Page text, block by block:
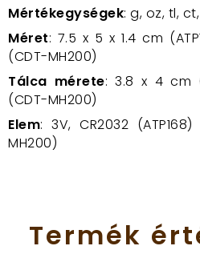
Mértékegységek: g, oz, tl,
Méret: 7.5 x 5 x 1.4 cm
(CDT-MH200)
Tálca mérete: 3.8 x 4 cm
(CDT-MH200)
Elem: 3V, CR2032
MH200)
Termék